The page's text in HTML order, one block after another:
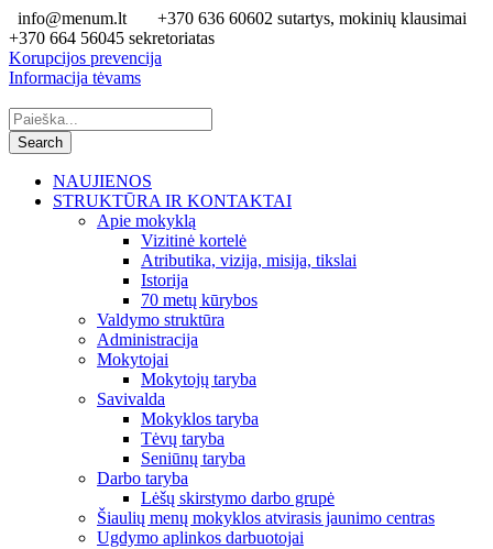
info@menum.lt
+370 636 60602 sutartys, mokinių klausimai
+370 664 56045 sekretoriatas
Korupcijos prevencija
Informacija tėvams
NAUJIENOS
STRUKTŪRA IR KONTAKTAI
Apie mokyklą
Vizitinė kortelė
Atributika, vizija, misija, tikslai
Istorija
70 metų kūrybos
Valdymo struktūra
Administracija
Mokytojai
Mokytojų taryba
Savivalda
Mokyklos taryba
Tėvų taryba
Seniūnų taryba
Darbo taryba
Lėšų skirstymo darbo grupė
Šiaulių menų mokyklos atvirasis jaunimo centras
Ugdymo aplinkos darbuotojai